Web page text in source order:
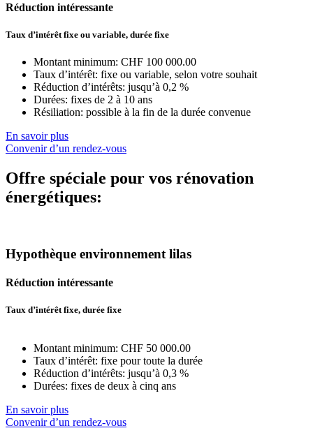
Réduction intéressante
Taux d’intérêt fixe ou variable, durée fixe
Montant minimum: CHF 100 000.00
Taux d’intérêt: fixe ou variable, selon votre souhait
Réduction d’intérêts: jusqu’à 0,2 %
Durées: fixes de 2 à 10 ans
Résiliation: possible à la fin de la durée convenue
En savoir plus
Convenir d’un rendez-vous
Offre spéciale pour vos rénovation
énergétiques:
Hypothèque environnement lilas
Réduction intéressante
Taux d’intérêt fixe, durée fixe
Montant minimum: CHF 50 000.00
Taux d’intérêt: fixe pour toute la durée
Réduction d’intérêts: jusqu’à 0,3 %
Durées: fixes de deux à cinq ans
En savoir plus
Convenir d’un rendez-vous